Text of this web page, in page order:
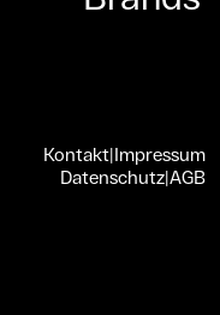
Kontakt|Impressum
Datenschutz|AGB